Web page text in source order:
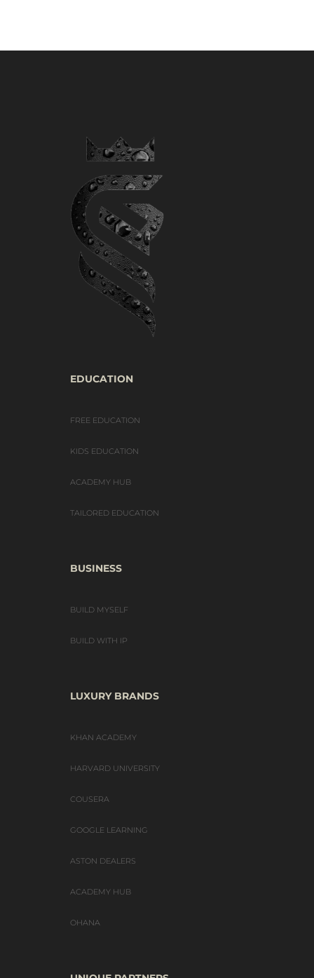
EDUCATION
FREE EDUCATION
KIDS EDUCATION
ACADEMY HUB
TAILORED EDUCATION
BUSINESS
BUILD MYSELF
BUILD WITH IP
LUXURY BRANDS
KHAN ACADEMY
HARVARD UNIVERSITY
COUSERA
GOOGLE LEARNING
ASTON DEALERS
ACADEMY HUB
OHANA